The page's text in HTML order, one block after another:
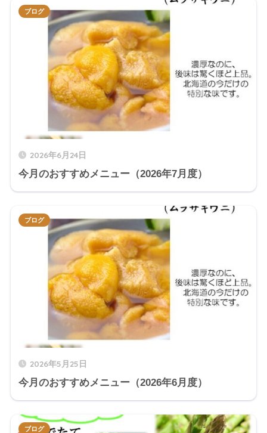
2026年6月24日
今月のおすすめメニュー（2026年7月度）
ブログ
2026年5月25日
今月のおすすめメニュー（2026年6月度）
ブログ
ブログ